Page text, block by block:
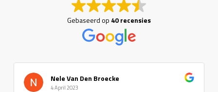
Gebaseerd op 40 recensies
Nele Van Den Broecke
4 April 2023